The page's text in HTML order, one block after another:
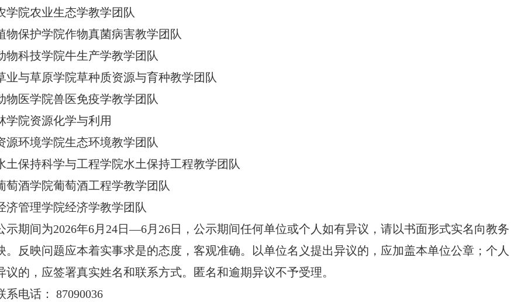
学院农业生态学教学团队
物保护学院作物真菌病害教学团队
物科技学院牛生产学教学团队
业与草原学院草种质资源与育种教学团队
物医学院兽医免疫学教学团队
学院资源化学与利用
源环境学院生态环境教学团队
土保持科学与工程学院水土保持工程教学团队
萄酒学院葡萄酒工程学教学团队
济管理学院经济学教学团队
示期间为2026年6月24日—6月26日，公示期间任何单位或个人如有异议，请以书面形式实名向教务
。反映问题应本着实事求是的态度，客观准确。以单位名义提出异议的，应加盖本单位公章；个人
议的，应签署真实姓名和联系方式。匿名和逾期异议不予受理。
系电话： 87090036